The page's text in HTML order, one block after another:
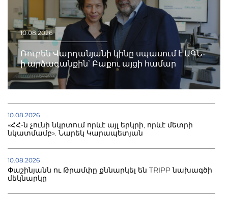
10.08.2026
Ռուբեն Վարդանյանի կինը սպասում է ԱԳՆ-
ի արձագանքին՝ Բաքու այցի համար
10.08.2026
«ՀՀ-ն չունի նկրտում որևէ այլ երկրի, որևէ մետրի
նկատմամբ». Նարեկ Կարապետյան
10.08.2026
Փաշինյանն ու Թրամփը քննարկել են TRIPP նախագծի
մեկնարկը